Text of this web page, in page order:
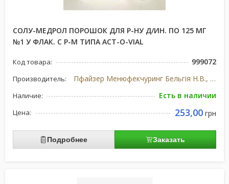
СОЛУ-МЕДРОЛ ПОРОШОК ДЛЯ Р-НУ Д/ИН. ПО 125 МГ
№1 У ФЛАК. С Р-М ТИПА ACT-O-VIAL
Код товара: 999072
Производитель: Пфайзер Менюфекчуринг Бельгія Н.В., Бельгія/США
Наличие: Есть в наличии
Цена: 253,00 грн
Подробнее Заказать